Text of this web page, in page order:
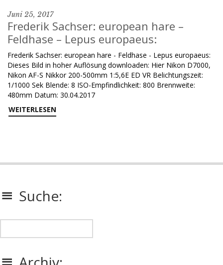
Juni 25, 2017
Frederik Sachser: european hare –
Feldhase – Lepus europaeus:
Frederik Sachser: european hare - Feldhase - Lepus europaeus:
Dieses Bild in hoher Auflösung downloaden: Hier Nikon D7000,
Nikon AF-S Nikkor 200-500mm 1:5,6E ED VR Belichtungszeit:
1/1000 Sek Blende: 8 ISO-Empfindlichkeit: 800 Brennweite:
480mm Datum: 30.04.2017
WEITERLESEN
Suche: